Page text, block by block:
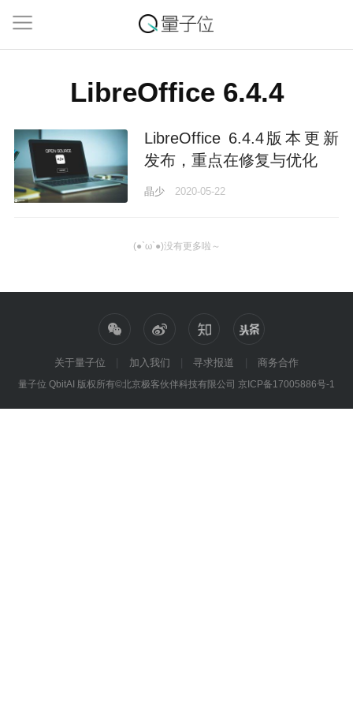
LibreOffice 6.4.4
LibreOffice 6.4.4版本更新
发布，重点在修复与优化
晶少 2020-05-22
(●`ω`●)没有更多啦～
关于量子位 加入我们 寻求报道
商务合作
量子位 QbitAI 版权所有©北京极客伙伴科技有限公司 京ICP备17005886号-1